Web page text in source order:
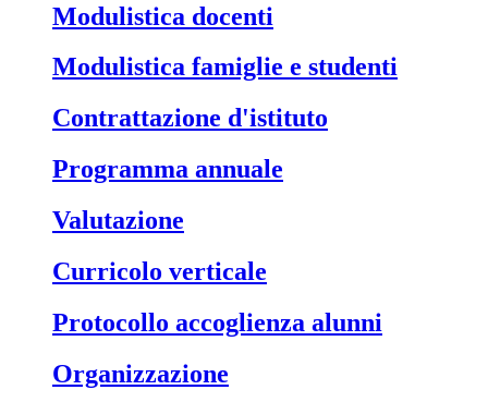
Modulistica docenti
Modulistica famiglie e studenti
Contrattazione d'istituto
Programma annuale
Valutazione
Curricolo verticale
Protocollo accoglienza alunni
Organizzazione